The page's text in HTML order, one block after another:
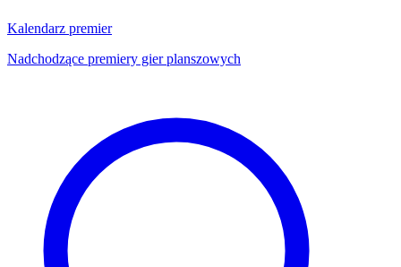
Kalendarz premier
Nadchodzące premiery gier planszowych